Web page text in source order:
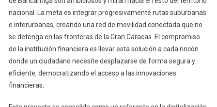
nacional. La meta es integrar progresivamente rutas suburbanas
e interurbanas, creando una red de movilidad conectada que no
se detenga en las fronteras de la Gran Caracas. El compromiso
de la institución financiera es llevar esta solución a cada rincón
donde un ciudadano necesite desplazarse de forma segura y
eficiente, democratizando el acceso a las innovaciones
financieras.